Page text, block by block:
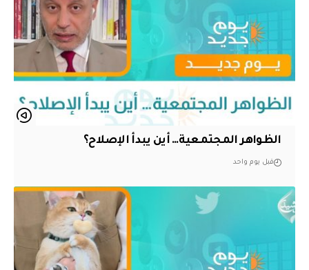
الظواهر المجتمعية… أين يبدأ الإصلاح؟
قبل يوم واحد